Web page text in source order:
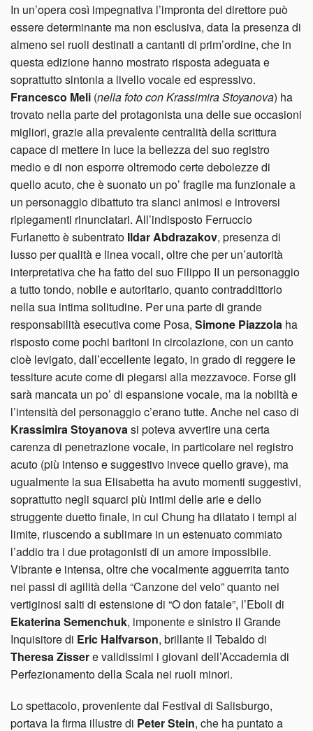
In un’opera così impegnativa l’impronta del direttore può
essere determinante ma non esclusiva, data la presenza di
almeno sei ruoli destinati a cantanti di prim’ordine, che in
questa edizione hanno mostrato risposta adeguata e
soprattutto sintonia a livello vocale ed espressivo.
Francesco Meli (nella foto con Krassimira Stoyanova) ha
trovato nella parte del protagonista una delle sue occasioni
migliori, grazie alla prevalente centralità della scrittura
capace di mettere in luce la bellezza del suo registro
medio e di non esporre oltremodo certe debolezze di
quello acuto, che è suonato un po’ fragile ma funzionale a
un personaggio dibattuto tra slanci animosi e introversi
ripiegamenti rinunciatari. All’indisposto Ferruccio
Furlanetto è subentrato Ildar Abdrazakov, presenza di
lusso per qualità e linea vocali, oltre che per un’autorità
interpretativa che ha fatto del suo Filippo II un personaggio
a tutto tondo, nobile e autoritario, quanto contraddittorio
nella sua intima solitudine. Per una parte di grande
responsabilità esecutiva come Posa, Simone Piazzola ha
risposto come pochi baritoni in circolazione, con un canto
cioè levigato, dall’eccellente legato, in grado di reggere le
tessiture acute come di piegarsi alla mezzavoce. Forse gli
sarà mancata un po’ di espansione vocale, ma la nobiltà e
l’intensità del personaggio c’erano tutte. Anche nel caso di
Krassimira Stoyanovasi poteva avvertire una certa
carenza di penetrazione vocale, in particolare nel registro
acuto (più intenso e suggestivo invece quello grave), ma
ugualmente la sua Elisabetta ha avuto momenti suggestivi,
soprattutto negli squarci più intimi delle arie e dello
struggente duetto finale, in cui Chung ha dilatato i tempi al
limite, riuscendo a sublimare in un estenuato commiato
l’addio tra i due protagonisti di un amore impossibile.
Vibrante e intensa, oltre che vocalmente agguerrita tanto
nei passi di agilità della “Canzone del velo” quanto nei
vertiginosi salti di estensione di “O don fatale”, l’Eboli di
Ekaterina Semenchuk, imponente e sinistro il Grande
Inquisitore di Eric Halfvarson, brillante il Tebaldo di
Theresa Zissere validissimi i giovani dell’Accademia di
Perfezionamento della Scala nei ruoli minori.
Lo spettacolo, proveniente dal Festival di Salisburgo,
portava la firma illustre di Peter Stein, che ha puntato a